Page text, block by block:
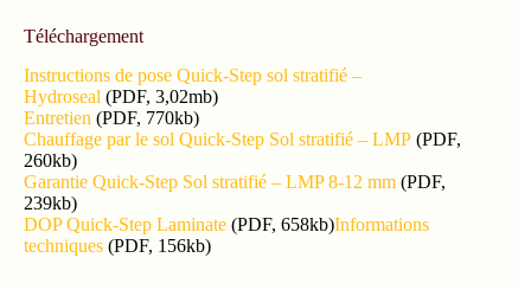
Téléchargement
Instructions de pose Quick-Step sol stratifié –
Hydroseal (PDF, 3,02mb)
Entretien (PDF, 770kb)
Chauffage par le sol Quick-Step Sol stratifié – LMP (PDF,
260kb)
Garantie Quick-Step Sol stratifié – LMP 8-12 mm (PDF,
239kb)
DOP Quick-Step Laminate (PDF, 658kb)Informations
techniques (PDF, 156kb)